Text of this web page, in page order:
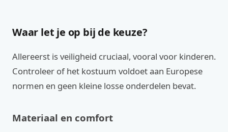
Waar let je op bij de keuze?
Allereerst is veiligheid cruciaal, vooral voor kinderen.
Controleer of het kostuum voldoet aan Europese
normen en geen kleine losse onderdelen bevat.
Materiaal en comfort